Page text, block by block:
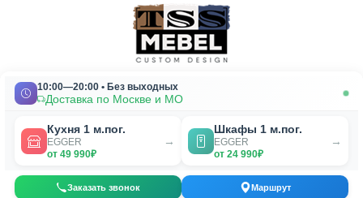
10:00—20:00 • Без выходных
Доставка по Москве и МО
Кухня 1 м.пог.
EGGER
от 49 990₽
→
Шкафы 1 м.пог.
EGGER
от 24 990₽
→
Заказать звонок Маршрут